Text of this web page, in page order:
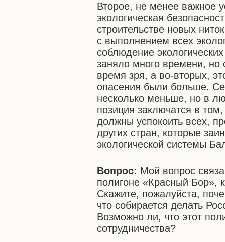
Второе, не менее важное
экологическая
строительстве новых
с выполнением всех
соблюдение
заняло много времени,
время зря, а во-вторых,
опасения были больше.
несколько меньше, но в
позиция заключатся в
должны успокоить всех,
других стран, которые
экологической системы
Вопрос: Мой вопрос
полигоне «Красный Бор»,
Скажите, пожалуйста,
что собирается делать
Возможно ли, что этот
сотрудничества?